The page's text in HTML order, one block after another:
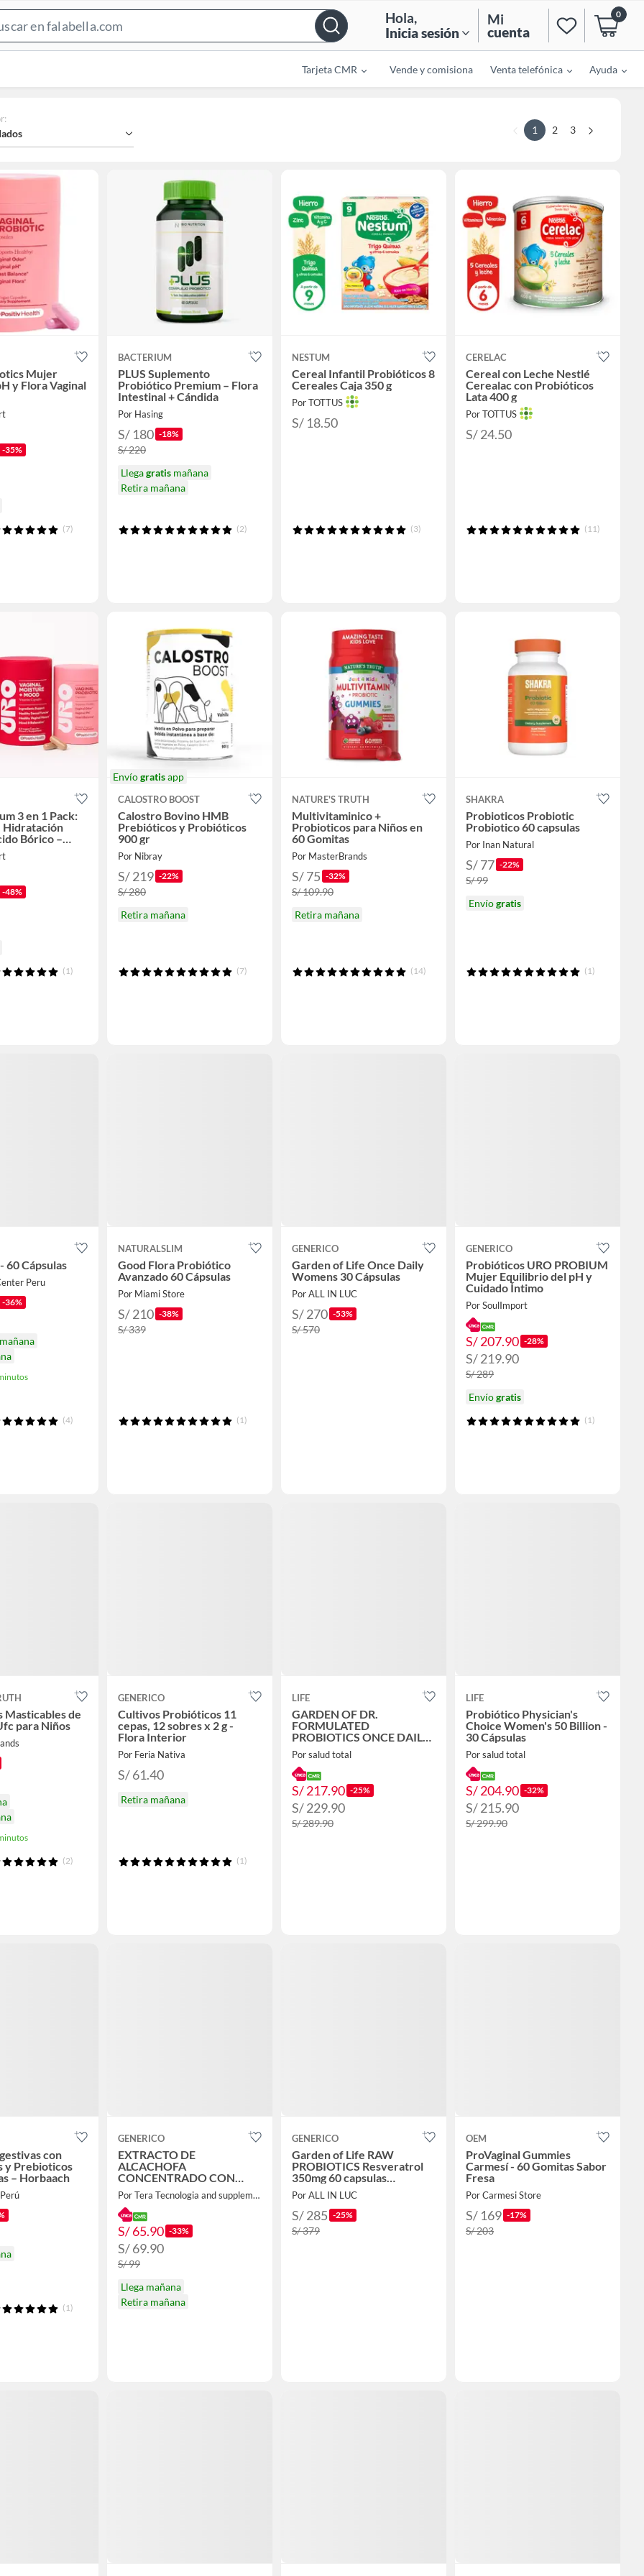
Bar
Hola,
Inicia sesión
Mi
cuenta
0
Tarjeta CMR Vende y comisiona Venta telefónica Ayuda
:
1 2 3
Mujer
y Flora Vaginal
-35%
(7)
BACTERIUM
PLUS Suplemento
Probiótico Premium – Flora
Intestinal + Cándida
Por Hasing
S/ 180 -18%
S/ 220
Llegagratis mañana
Retira mañana
(2)
NESTUM
Cereal Infantil Probióticos 8
Cereales Caja 350 g
Por TOTTUS
S/ 18.50
(3)
CERELAC
Cereal con Leche Nestlé
Cerealac con Probióticos
Lata 400 g
Por TOTTUS
S/ 24.50
(11)
3 en 1 Pack:
Bórico –
-48%
(1)
Envíogratisapp
CALOSTRO BOOST
Calostro Bovino HMB
Prebióticos y Probióticos
900 gr
Por Nibray
S/ 219 -22%
S/ 280
Retira mañana
(7)
NATURE'S TRUTH
Multivitaminico +
Probioticos para Niños en
60 Gomitas
Por MasterBrands
S/ 75 -32%
S/ 109.90
Retira mañana
(14)
SHAKRA
Probioticos Probiotic
Probiotico 60 capsulas
Por Inan Natural
S/ 77 -22%
S/ 99
Envíogratis
(1)
60 Cápsulas
Peru
-36%
(4)
NATURALSLIM
Good Flora Probiótico
Avanzado 60 Cápsulas
Por Miami Store
S/ 210 -38%
S/ 339
(1)
GENERICO
Garden of Life Once Daily
Womens 30 Cápsulas
Por ALL IN LUC
S/ 270 -53%
S/ 570
GENERICO
Probióticos URO PROBIUM
Mujer Equilibrio del pH y
Cuidado Íntimo
Por SoulImport
S/ 207.90 -28%
S/ 219.90
S/ 289
Envíogratis
(1)
Masticables de
para Niños
(2)
GENERICO
Cultivos Probióticos 11
cepas, 12 sobres x 2 g -
Flora Interior
Por Feria Nativa
S/ 61.40
Retira mañana
(1)
LIFE
GARDEN OF DR.
FORMULATED
PROBIOTICS ONCE DAILY
WOMEN'S 50 BILLION - 30
CAPSULAS
Por salud total
S/ 217.90 -25%
S/ 229.90
S/ 289.90
LIFE
Probiótico Physician's
Choice Women's 50 Billion -
30 Cápsulas
Por salud total
S/ 204.90 -32%
S/ 215.90
S/ 299.90
con
y Prebioticos
– Horbaach
(1)
GENERICO
EXTRACTO DE
ALCACHOFA
CONCENTRADO CON
STEVIA MG ZINC 1 LITRO
FORMULA V
Por Tera Tecnologia and supplements
S/ 65.90 -33%
S/ 69.90
S/ 99
Llega mañana
Retira mañana
GENERICO
Garden of Life RAW
PROBIOTICS Resveratrol
350mg 60 capsulas
vegetales
Por ALL IN LUC
S/ 285 -25%
S/ 379
OEM
ProVaginal Gummies
Carmesí - 60 Gomitas Sabor
Fresa
Por Carmesi Store
S/ 169 -17%
S/ 203